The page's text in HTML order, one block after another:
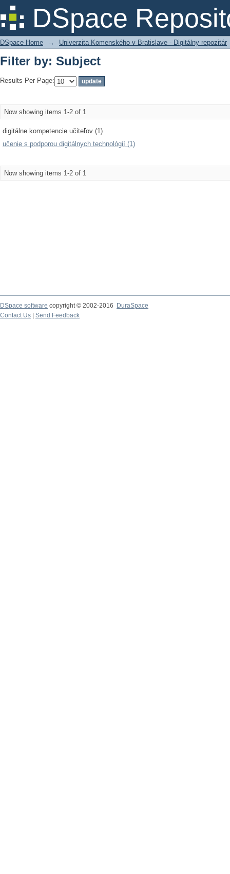
DSpace
Filter by: Subject
DSpace Home → Univerzita Komenského v Bratislave - Digitálny repozitár
Filter by: Subject
Results Per Page:
Now showing items 1-2 of 1
digitálne kompetencie učiteľov (1)
učenie s podporou digitálnych technológií (1)
Now showing items 1-2 of 1
DSpace software copyright © 2002-2016
DuraSpace
Contact Us
Send Feedback